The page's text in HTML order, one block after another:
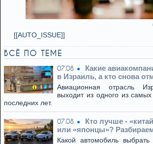
[[AUTO_ISSUE]]
ВСЁ ПО ТЕМЕ
07.08
Какие
в Израиль, а кто снова
Авиационная отрасль
выходит из одного из
последних лет.
07.08
Кто лучше -
или «японцы»?
Какой автомобиль